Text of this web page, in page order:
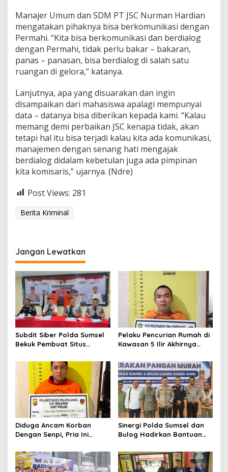
Manajer Umum dan SDM PT JSC Nurman Hardian
mengatakan pihaknya bisa berkomunikasi dengan
Permahi. “Kita bisa berkomunikasi dan berdialog
dengan Permahi, tidak perlu bakar – bakaran,
panas – panasan, bisa berdialog di salah satu
ruangan di gelora,” katanya.
Lanjutnya, apa yang disuarakan dan ingin
disampaikan dari mahasiswa apalagi mempunyai
data – datanya bisa diberikan kepada kami. “Kalau
memang demi perbaikan JSC kenapa tidak, akan
tetapi hal itu bisa terjadi kalau kita ada komunikasi,
manajemen dengan senang hati mengajak
berdialog didalam kebetulan juga ada pimpinan
kita komisaris,” ujarnya. (Ndre)
Post Views: 281
Berita Kriminal
Jangan Lewatkan
Subdit Siber Polda Sumsel
Bekuk Pembuat Situs
Bhayangkara Run 2026
Pelaku Pencurian Rumah di
Kawasan 5 Ilir Akhirnya
Diduga Ancam Korban
Dengan Senpi, Pria Ini
Satreskrim Polrestabes
Palembang
Sinergi Polda Sumsel dan
Bulog Hadirkan Bantuan
Warga di Hari
Bhayangkara ke-80